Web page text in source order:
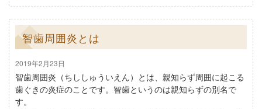
智歯周囲炎とは
2019年2月23日
智歯周囲炎（ちししゅういえん）とは、親知らず周囲に起こる
歯ぐきの炎症のことです。智歯というのは親知らずの別名で
す。